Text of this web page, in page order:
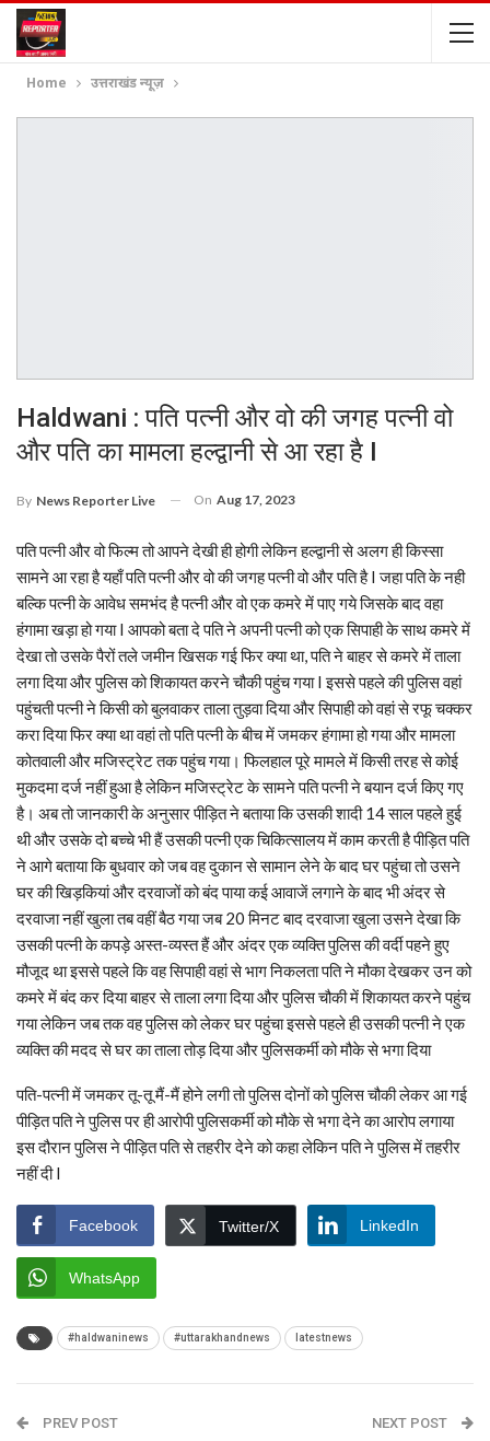
Home उत्तराखंड न्यूज़
Haldwani : पति पत्नी और वो की जगह पत्नी वो
और पति का मामला हल्द्वानी से आ रहा है I
By News Reporter Live On Aug 17, 2023
पति पत्नी और वो फिल्म तो आपने देखी ही होगी लेकिन हल्द्वानी से अलग ही किस्सा
सामने आ रहा है यहाँ पति पत्नी और वो की जगह पत्नी वो और पति है I जहा पति के नही
बल्कि पत्नी के आवेध समभंद है पत्नी और वो एक कमरे में पाए गये जिसके बाद वहा
हंगामा खड़ा हो गया I आपको बता दे पति ने अपनी पत्नी को एक सिपाही के साथ कमरे में
देखा तो उसके पैरों तले जमीन खिसक गई फिर क्या था, पति ने बाहर से कमरे में ताला
लगा दिया और पुलिस को शिकायत करने चौकी पहुंच गया I इससे पहले की पुलिस वहां
पहुंचती पत्नी ने किसी को बुलवाकर ताला तुड़वा दिया और सिपाही को वहां से रफू चक्कर
करा दिया फिर क्या था वहां तो पति पत्नी के बीच में जमकर हंगामा हो गया और मामला
कोतवाली और मजिस्ट्रेट तक पहुंच गया। फिलहाल पूरे मामले में किसी तरह से कोई
मुकदमा दर्ज नहीं हुआ है लेकिन मजिस्ट्रेट के सामने पति पत्नी ने बयान दर्ज किए गए
है। अब तो जानकारी के अनुसार पीड़ित ने बताया कि उसकी शादी 14 साल पहले हुई
थी और उसके दो बच्चे भी हैं उसकी पत्नी एक चिकित्सालय में काम करती है पीड़ित पति
ने आगे बताया कि बुधवार को जब वह दुकान से सामान लेने के बाद घर पहुंचा तो उसने
घर की खिड़कियां और दरवाजों को बंद पाया कई आवाजें लगाने के बाद भी अंदर से
दरवाजा नहीं खुला तब वहीं बैठ गया जब 20 मिनट बाद दरवाजा खुला उसने देखा कि
उसकी पत्नी के कपड़े अस्त-व्यस्त हैं और अंदर एक व्यक्ति पुलिस की वर्दी पहने हुए
मौजूद था इससे पहले कि वह सिपाही वहां से भाग निकलता पति ने मौका देखकर उन को
कमरे में बंद कर दिया बाहर से ताला लगा दिया और पुलिस चौकी में शिकायत करने पहुंच
गया लेकिन जब तक वह पुलिस को लेकर घर पहुंचा इससे पहले ही उसकी पत्नी ने एक
व्यक्ति की मदद से घर का ताला तोड़ दिया और पुलिसकर्मी को मौके से भगा दिया
पति-पत्नी में जमकर तू-तू मैं-मैं होने लगी तो पुलिस दोनों को पुलिस चौकी लेकर आ गई
पीड़ित पति ने पुलिस पर ही आरोपी पुलिसकर्मी को मौके से भगा देने का आरोप लगाया
इस दौरान पुलिस ने पीड़ित पति से तहरीर देने को कहा लेकिन पति ने पुलिस में तहरीर
नहीं दी I
Facebook Twitter/X LinkedIn
WhatsApp
#haldwaninews #uttarakhandnews latestnews
PREV POST NEXT POST